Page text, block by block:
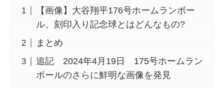
【画像】大谷翔平176号ホームランボー
ル、刻印入り記念球とはどんなもの?
まとめ
追記 2024年4月19日 175号ホームラン
ボールのさらに鮮明な画像を発見